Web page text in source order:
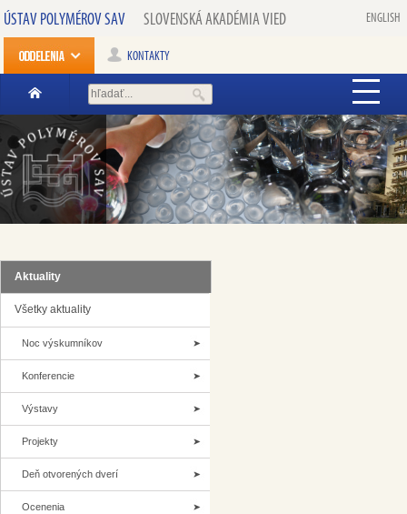
ÚSTAV POLYMÉROV SAV SLOVENSKÁ AKADÉMIA VIED ENGLISH
KONTAKTY
Aktuality
Všetky aktuality
Noc výskumníkov
Konferencie
Výstavy
Projekty
Deň otvorených dverí
Ocenenia